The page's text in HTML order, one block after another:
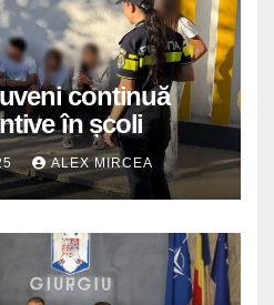
continuă
în școli
ALEX MIRCEA